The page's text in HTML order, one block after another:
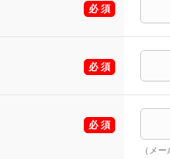
（メ